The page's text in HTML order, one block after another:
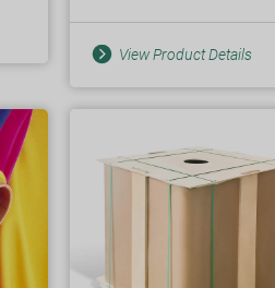
View Product Details